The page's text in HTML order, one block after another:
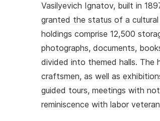
Vasilyevich Ignatov, built in
granted the status of a cultural
holdings comprise 12,500
photographs, documents,
divided into themed halls. The
craftsmen, as well as
guided tours, meetings with
reminiscence with labor